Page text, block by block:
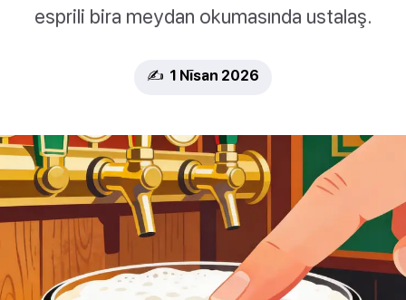
esprili bira meydan okumasında ustalaş.
✍️ 1 Nīsan 2026